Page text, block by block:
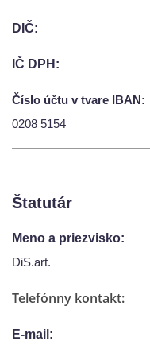
KONTAKT
DIČ:
IČ DPH:
Číslo účtu v tvare IBAN:
0208 5154
Štatutár
Meno a priezvisko:
DiS.art.
Telefónny kontakt:
E-mail: